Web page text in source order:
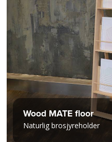
Wood MATE floor
Naturlig brosjyreholder